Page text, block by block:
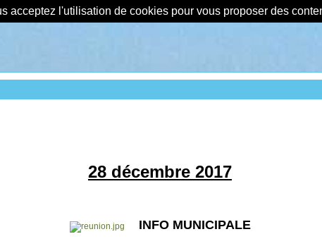
acceptez l'utilisation de cookies pour vous proposer des
28 décembre 2017
INFO MUNICIPALE